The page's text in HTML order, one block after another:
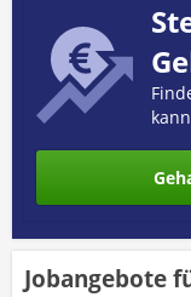
Jobangebote